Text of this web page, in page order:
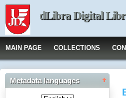
dLibra Digital
MAIN PAGE COLLECTIONS
Metadata languages